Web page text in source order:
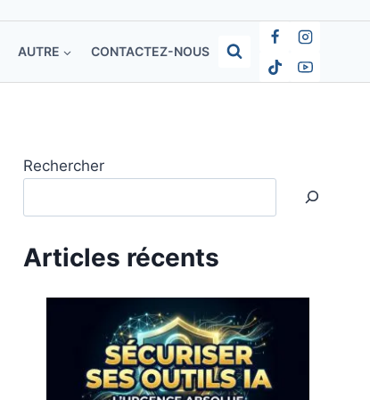
AUTRE CONTACTEZ-NOUS
Rechercher
Articles récents